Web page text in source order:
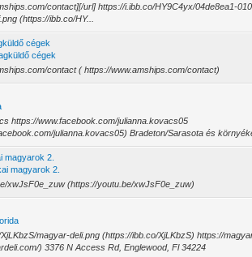
contact][/url] https://i.ibb.co/HY9C4yx/04de8ea1-
(https://ibb.co/HY...
cégek
cégek
contact ( https://www.amships.com/contact)
https://www.facebook.com/julianna.kovacs05
julianna.kovacs05) Bradeton/Sarasota és
magyarok 2.
magyarok 2.
xwJsF0e_zuw (https://youtu.be/xwJsF0e_zuw)
magyar-deli.png (https://ibb.co/XjLKbzS) https://
) 3376 N Access Rd, Englewood, Fl 34224